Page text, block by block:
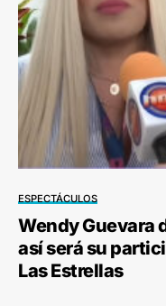
ESPECTÁCULOS
Wendy Guevara
así será su
Las Estrellas